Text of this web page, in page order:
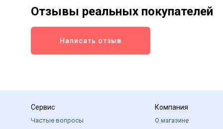
Отзывы реальных покупателей
Написать отзыв
Сервис
Частые вопросы
Компания
О магазине